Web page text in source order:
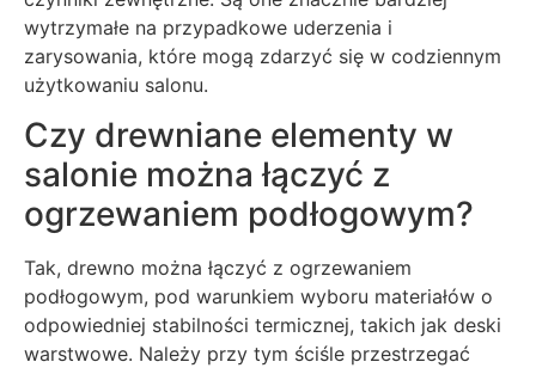
wytrzymałe na przypadkowe uderzenia i
zarysowania, które mogą zdarzyć się w codziennym
użytkowaniu salonu.
Czy drewniane elementy w
salonie można łączyć z
ogrzewaniem podłogowym?
Tak, drewno można łączyć z ogrzewaniem
podłogowym, pod warunkiem wyboru materiałów o
odpowiedniej stabilności termicznej, takich jak deski
warstwowe. Należy przy tym ściśle przestrzegać